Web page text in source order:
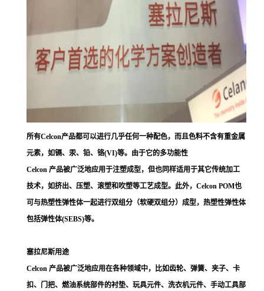
所有Celcon产品都可以进行几乎任何一种配色，而且色料不含有重金属
元素，如镉、汞、铅、铬(VI)等。由于它的多功能性
Celcon 产品被广泛地应用于注塑成型，但也同样适用于其它传统加工
技术，如挤出、压塑、滚塑和吹塑等工艺成型。此外，Celcon POM也
可与热塑性弹性体一起进行双组分（软硬双组分）成型，热塑性弹性体
包括弹性体(SEBS)等。
塞拉尼斯用途
Celcon 产品被广泛地应用在各种领域中，比如齿轮、弹簧、夹子、卡
扣、门把、燃油系统部件的衬垫、玩具元件、洗衣机元件、手动工具部